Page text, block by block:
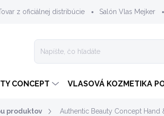
z oficiálnej distribúcie Salón Vlas Mejker
CONCEPT VLASOVÁ KOZMETIKA
produktov Authentic Beauty Concept Hand